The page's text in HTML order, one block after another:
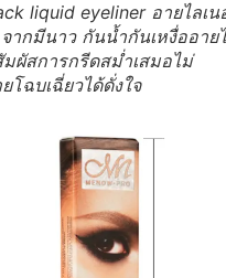
liquid eyeliner อายไลเน
กมีนาว กันน้ำกันเหงื่ออาย
มผัสการกรีดสม่ำเสมอไม่
โฉบเฉี่ยวได้ดั่งใจ